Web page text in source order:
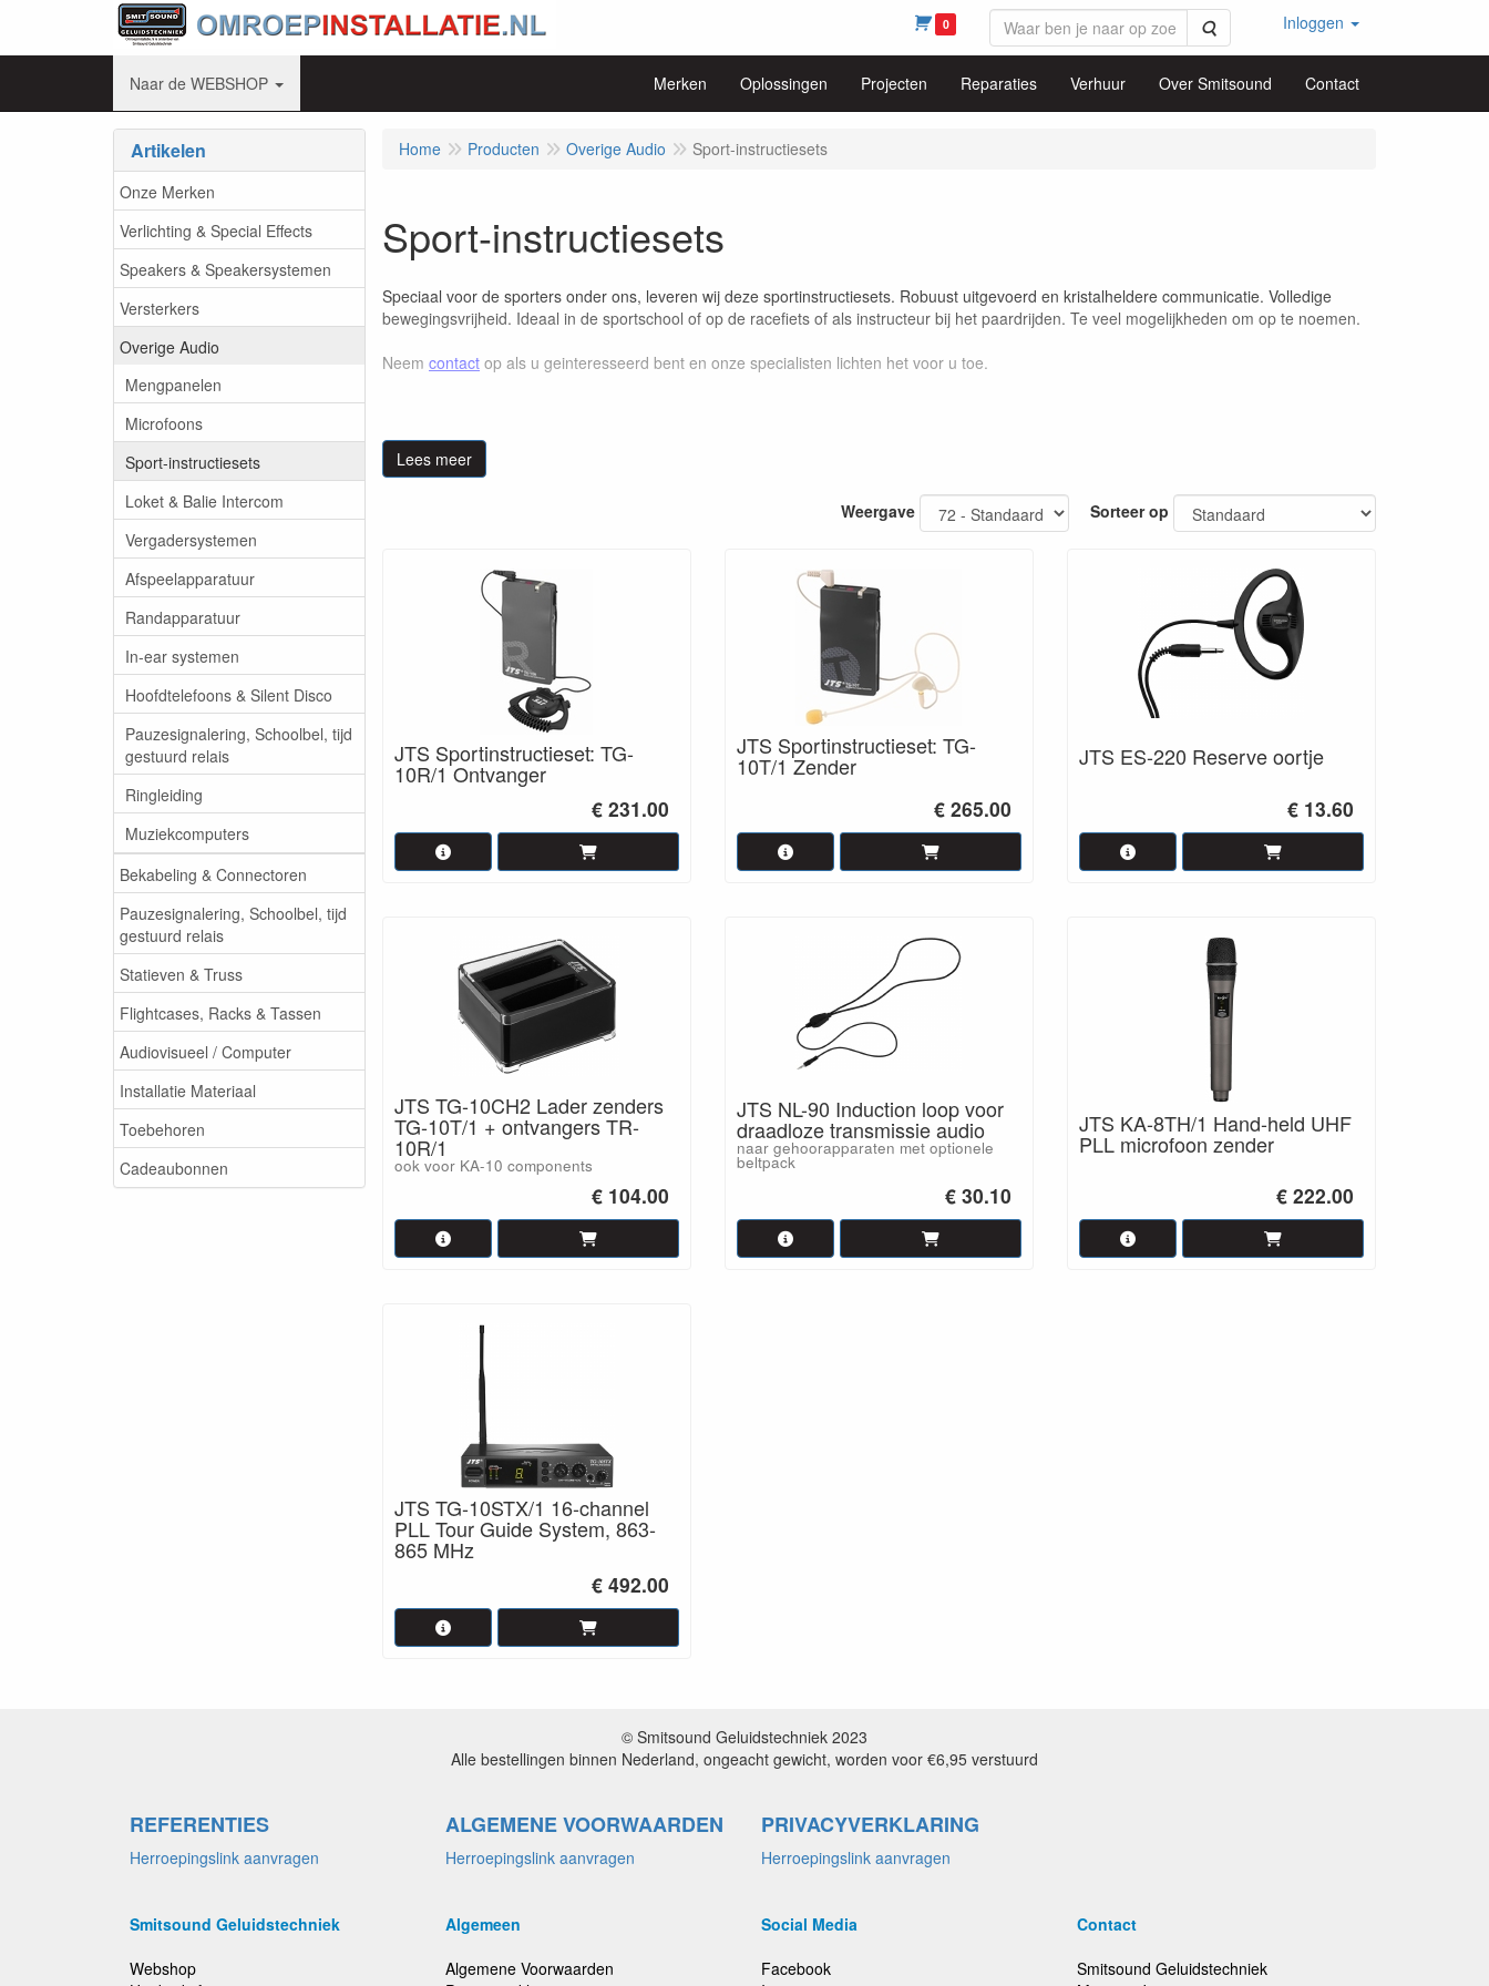
0 Zoeken Inloggen
Naar de WEBSHOP Merken Oplossingen Projecten Reparaties Verhuur Over Smitsound Contact
Artikelen
Onze Merken
Verlichting & Special Effects
Speakers & Speakersystemen
Versterkers
Overige Audio
Mengpanelen
Microfoons
Sport-instructiesets
Loket & Balie Intercom
Vergadersystemen
Afspeelapparatuur
Randapparatuur
In-ear systemen
Hoofdtelefoons & Silent Disco
Pauzesignalering, Schoolbel, tijd
gestuurd relais
Ringleiding
Muziekcomputers
Bekabeling & Connectoren
Pauzesignalering, Schoolbel, tijd
gestuurd relais
Statieven & Truss
Flightcases, Racks & Tassen
Audiovisueel / Computer
Installatie Materiaal
Toebehoren
Cadeaubonnen
Home Producten Overige Audio Sport-instructiesets
Sport-instructiesets
Speciaal voor de sporters onder ons, leveren wij deze sportinstructiesets. Robuust uitgevoerd en kristalheldere communicatie. Volledige
bewegingsvrijheid. Ideaal in de sportschool of op de racefiets of als instructeur bij het paardrijden. Te veel mogelijkheden om op te noemen.
Neem contact op als u geinteresseerd bent en onze specialisten lichten het voor u toe.
Lees meer
Weergave Sorteer op
JTS Sportinstructieset: TG-
10R/1 Ontvanger
€ 231.00
JTS Sportinstructieset: TG-
10T/1 Zender
€ 265.00
JTS ES-220 Reserve oortje
€ 13.60
JTS TG-10CH2 Lader zenders
TG-10T/1 + ontvangers TR-
10R/1
ook voor KA-10 components
€ 104.00
JTS NL-90 Induction loop voor
draadloze transmissie audio
naar gehoorapparaten met optionele
beltpack
€ 30.10
JTS KA-8TH/1 Hand-held UHF
PLL microfoon zender
€ 222.00
JTS TG-10STX/1 16-channel
PLL Tour Guide System, 863-
865 MHz
€ 492.00
© Smitsound Geluidstechniek 2023
Alle bestellingen binnen Nederland, ongeacht gewicht, worden voor €6,95 verstuurd
REFERENTIES
Herroepingslink aanvragen
ALGEMENE VOORWAARDEN
Herroepingslink aanvragen
PRIVACYVERKLARING
Herroepingslink aanvragen
Smitsound Geluidstechniek
Webshop
Algemeen
Algemene Voorwaarden
Social Media
Facebook
Contact
Smitsound Geluidstechniek